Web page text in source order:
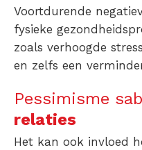
Voortdurende
fysieke
zoals verhoogde
en zelfs een
Pessimisme
relaties
Het kan ook invloed